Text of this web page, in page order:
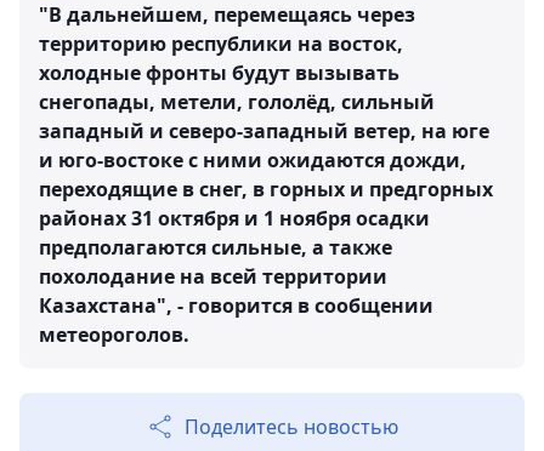
"В дальнейшем, перемещаясь через
территорию республики на восток,
холодные фронты будут вызывать
снегопады, метели, гололёд, сильный
западный и северо-западный ветер, на юге
и юго-востоке с ними ожидаются дожди,
переходящие в снег, в горных и предгорных
районах 31 октября и 1 ноября осадки
предполагаются сильные, а также
похолодание на всей территории
Казахстана", - говорится в сообщении
метеороголов.
Поделитесь новостью